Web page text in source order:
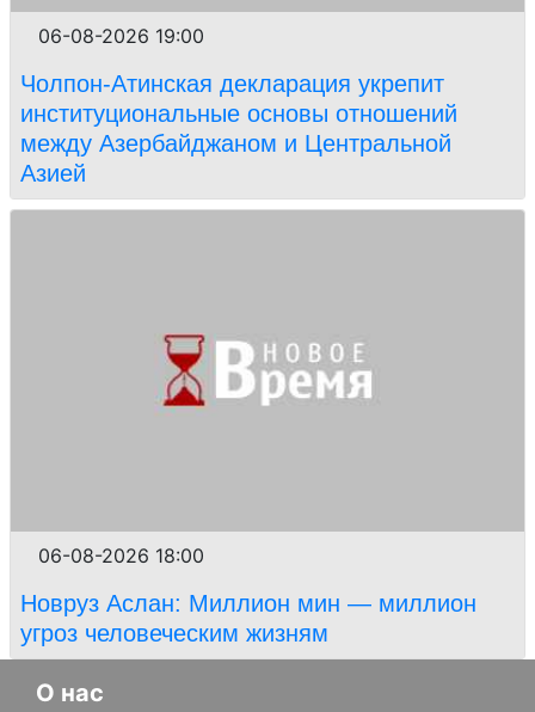
06-08-2026 19:00
Чолпон-Атинская декларация укрепит
институциональные основы отношений
между Азербайджаном и Центральной
Азией
06-08-2026 18:00
Новруз Аслан: Миллион мин — миллион
угроз человеческим жизням
О нас